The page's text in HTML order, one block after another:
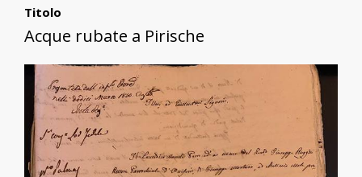
Titolo
Acque rubate a Pirische